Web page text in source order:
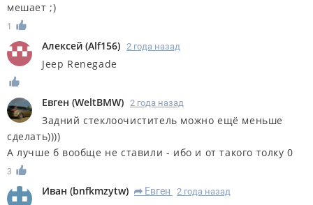
мешает ;)
1
Алексей (Alf156) 2 года назад
Jeep Renegade
Евген (WeltBMW) 2 года назад
Задний стеклоочиститель можно ещё меньше
сделать))))
А лучше б вообще не ставили - ибо и от такого толку 0
3
Иван (bnfkmzytw) R Евген 2 года назад